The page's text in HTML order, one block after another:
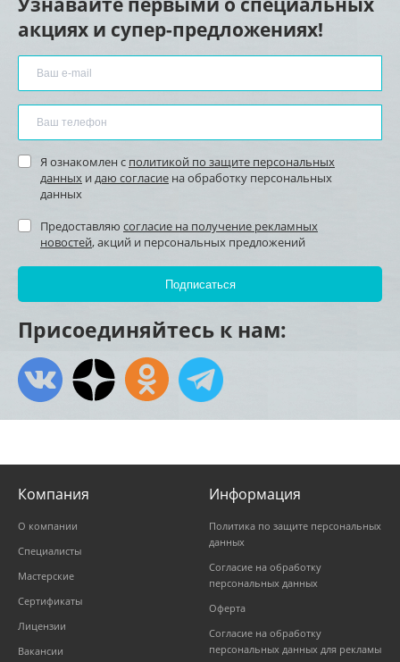
акциях и супер-предложениях!
Я ознакомлен с политикой по защите персональных
данных и даю согласие на обработку персональных
данных
Предоставляю согласие на получение рекламных
новостей, акций и персональных предложений
Присоединяйтесь к нам:
Компания
О компании
Специалисты
Мастерские
Сертификаты
Лицензии
Вакансии
Информация
Политика по защите персональных
данных
Согласие на обработку
персональных данных
Оферта
Согласие на обработку
персональных данных для рекламы